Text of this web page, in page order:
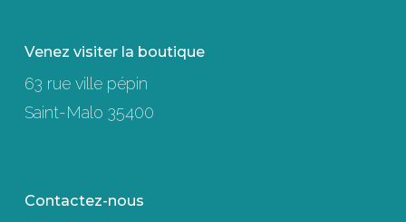
Venez visiter la boutique
63 rue ville pépin
Saint-Malo 35400
Contactez-nous